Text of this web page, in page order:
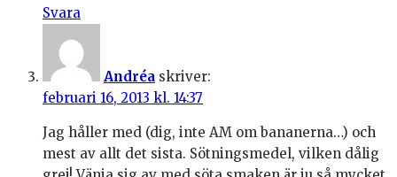
Svara
Andréa skriver:
februari 16, 2013 kl. 14:37
Jag håller med (dig, inte AM om bananerna…) och
mest av allt det sista. Sötningsmedel, vilken dålig